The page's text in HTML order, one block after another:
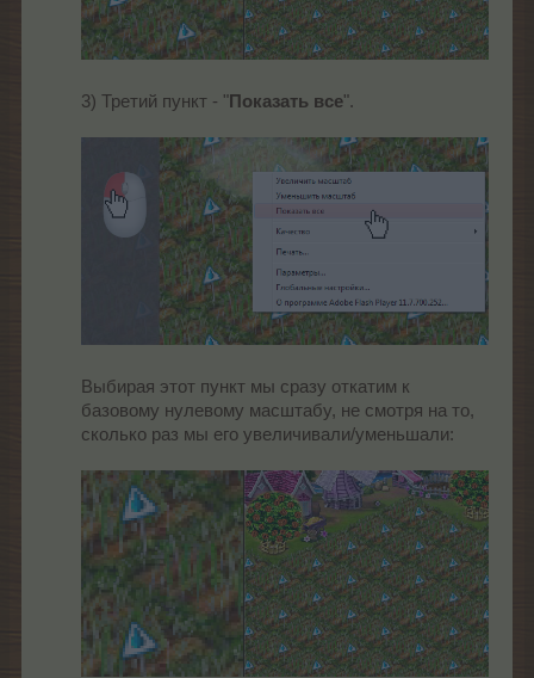
3) Третий пункт - "Показать все".
Выбирая этот пункт мы сразу откатим к
базовому нулевому масштабу, не смотря на то,
сколько раз мы его увеличивали/уменьшали: